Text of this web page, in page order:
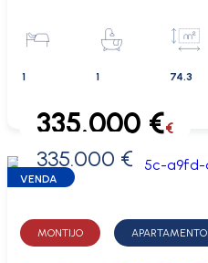
1 1 74.3
0 €
335.000 €€
335.000 €
VENDA
MONTIJO APARTAMENTO